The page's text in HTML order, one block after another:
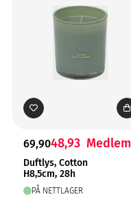
48,93 Medlem
69,90
Duftlys, Cotton
H8,5cm, 28h
PÅ NETTLAGER